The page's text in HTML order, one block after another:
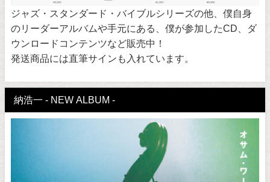
ジャズ・スタンダード・バイブルシリーズの他、僕自身
のリーダーアルバムや手元にある、僕が参加したCD、ダ
ウンロードコンテンツなど販売中！
発送商品には直筆サインも入れています。
納浩一 - NEW ALBUM -